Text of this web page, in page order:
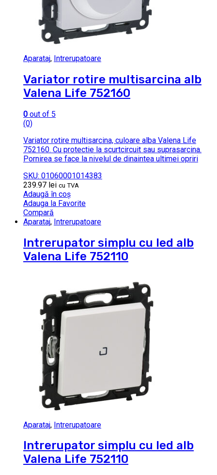
Aparataj, Intrerupatoare
Variator rotire multisarcina alb
Valena Life 752160
0 out of 5
(0)
Variator rotire multisarcina, culoare alba Valena Life
752160. Cu protectie la scurtcircuit sau suprasarcina.
Pornirea se face la nivelul de dinaintea ultimei opriri
SKU: 01060001014383
239.97 lei cu TVA
Adaugă în coș
Adauga la Favorite
Compară
Aparataj, Intrerupatoare
Intrerupator simplu cu led alb
Valena Life 752110
Aparataj, Intrerupatoare
Intrerupator simplu cu led alb
Valena Life 752110